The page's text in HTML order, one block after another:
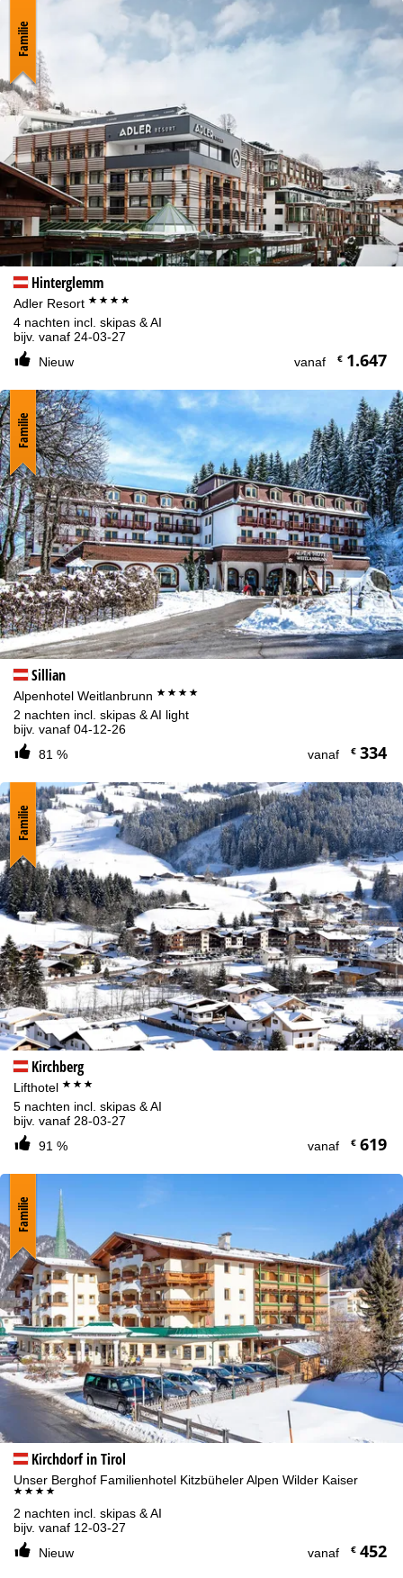
Hinterglemm
Adler Resort ****
4 nachten incl. skipas & AI
bijv. vanaf 24-03-27
Nieuw
vanaf €1.647
Familie
Sillian
Alpenhotel Weitlanbrunn ****
2 nachten incl. skipas & AI light
bijv. vanaf 04-12-26
81 %
vanaf €334
Familie
Kirchberg
Lifthotel ***
5 nachten incl. skipas & AI
bijv. vanaf 28-03-27
91 %
vanaf €619
Familie
Kirchdorf in Tirol
Unser Berghof Familienhotel Kitzbüheler Alpen Wilder Kaiser
****
2 nachten incl. skipas & AI
bijv. vanaf 12-03-27
Nieuw
vanaf €452
Familie